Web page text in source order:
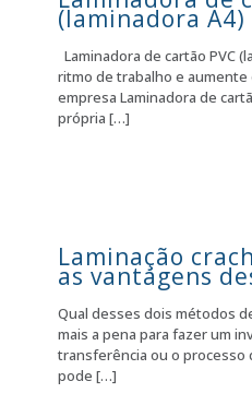
(laminadora A4)
Laminadora de cartão PVC
ritmo de trabalho e aumente
empresa Laminadora de
própria […]
Laminação
as vantagens
Qual desses dois métodos
mais a pena para fazer um
transferência ou o processo
pode […]